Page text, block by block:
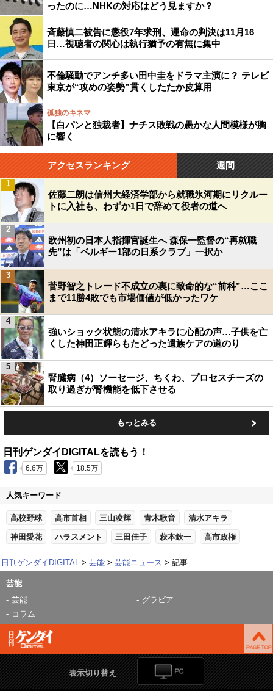
ったのに…NHKの対応はどう見ますか？
斉藤慎二被告に懲役7年求刑、運命の判決は11月16
日…視聴者の関心は執行猶予の有無に集中
不倫騒動でアンチ多い田中圭をドラマ主演に？ テレビ
東京が“攻めの姿勢”貫くしたたか皮算用
孤独のキネマ
【白パンと独裁者】ナチス敗戦の愚かな人間模様が胸
に響く
アクセスランキング 週間
佐藤二朗は信州大経済学部から就職氷河期にリクルー
トに入社も、わずか1日で辞めて役者の道へ
1
欧州初の日本人指揮官誕生へ 森保一監督の“再就職
先”は「ベルギー1部の日系クラブ」一択か
2
菅野智之トレード不成立の裏に致命的な“前科”…ここ
まで11勝4敗でも市場価値が低かったワケ
3
強いショック状態の清水アキラに心配の声…子供を亡
くした神田正輝らもたどった遺族ケアの道のり
4
腎臓病（4）ソーセージ、ちくわ、プロセスチーズの
取り過ぎが腎機能を低下させる
5
もっとみる
日刊ゲンダイDIGITALを読もう！
6.6万 18.5万
人気キーワード
高校野球 高市首相 三山凌輝 青木歌音 清水アキラ
神田愛花 ハラスメント 三田佳子 萩本欽一 高市政権
日刊ゲンダイDIGITAL 芸能 芸能ニュース 記事
芸能
芸能
グラビア
コラム
表示切り替え